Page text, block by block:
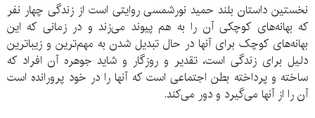
نخستین داستان بلند حمید نورشمسی روایتی است از زندگی چهار نفر
که بهانه‌های کوچکی آن را به هم پیوند می‌زند و در زمانی که این
بهانه‌های کوچک برای آنها در حال تبدیل شدن به مهم‌ترین و زیباترین
دلیل برای زندگی است، تقدیر و روزگار و شاید جوهره آن افراد که
ساخته و پرداخته بطن اجتماعی است که آنها را در خود پرورانده است
آن را از آنها می‌گیرد و دور می‌کند.